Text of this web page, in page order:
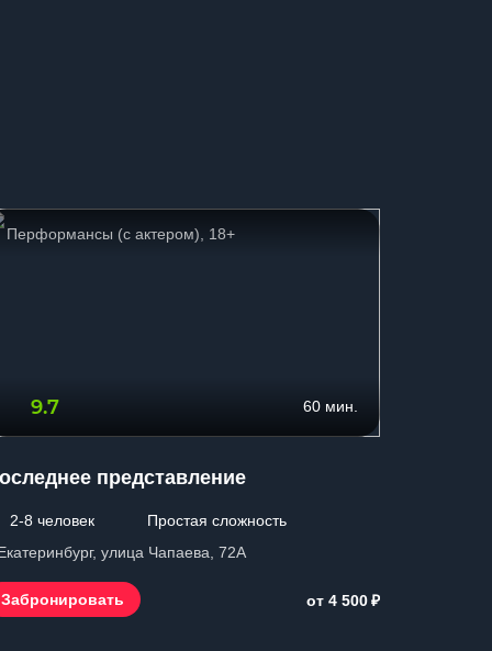
Перформансы (с актером), 18+
9.7 60 мин.
представление
2-8 человек
Простая сложность
улица Чапаева, 72А
Забронировать от 4 500₽